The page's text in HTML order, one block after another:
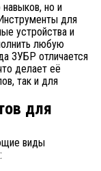
но и
для
устройства и
любую
ЗУБР отличается
делает её
так и для
для
виды